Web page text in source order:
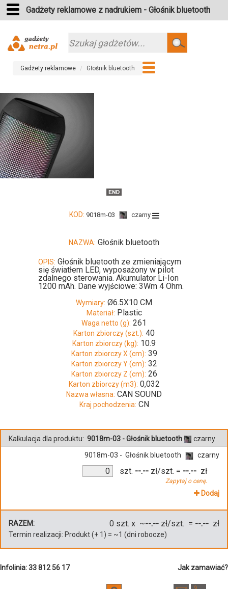
Gadżety reklamowe z nadrukiem - Głośnik bluetooth
Szukaj
Gadżety reklamowe Głośnik bluetooth
KOD: 9018m-03 czarny
NAZWA: Głośnik bluetooth
OPIS: Głośnik bluetooth ze zmieniającym
się światłem LED, wyposażony w pilot
zdalnego sterowania. Akumulator Li-Ion
1200 mAh. Dane wyjściowe: 3Wm 4 Ohm.
Wymiary: Ø6.5X10 CM
Materiał: Plastic
Waga netto (g): 261
Karton zbiorczy (szt.): 40
Karton zbiorczy (kg): 10.9
Karton zbiorczy X (cm): 39
Karton zbiorczy Y (cm): 32
Karton zbiorczy Z (cm): 26
Karton zbiorczy (m3): 0,032
Nazwa własna: CAN SOUND
Kraj pochodzenia: CN
Kalkulacja dla produktu: 9018m-03 - Głośnik bluetooth czarny
9018m-03 - Głośnik bluetooth czarny
szt. --.-- zł/szt.
Zapytaj o cenę.
= --.-- zł
Dodaj
RAZEM: 0 szt. x ~--.-- zł/szt. = --.-- zł
Termin realizacji: Produkt(+ 1) = ~1 (dni robocze)
Infolinia: 33 812 56 17 Jak zamawiać?